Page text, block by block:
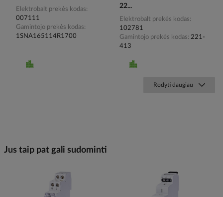
Elektrobalt prekės kodas
007111
Gamintojo prekės kodas
1SNA165114R1700
22...
Elektrobalt prekės kodas
102781
Gamintojo prekės kodas 221-
413
Rodyti daugiau
Jus taip pat gali sudominti